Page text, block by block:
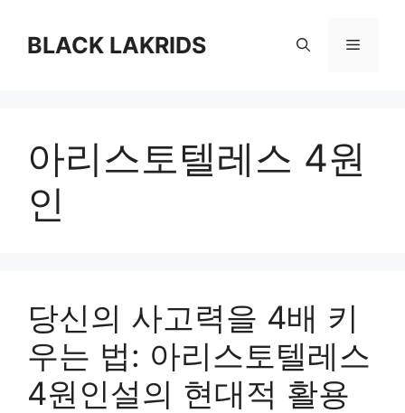
BLACK LAKRIDS 메
아리스토텔레스 4원
인
당신의 사고력을 4배 키
우는 법: 아리스토텔레스
4원인설의 현대적 활용